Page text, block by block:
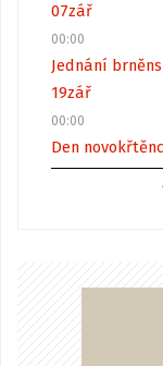
07zář
00:00
Jednání
19zář
00:00
Den